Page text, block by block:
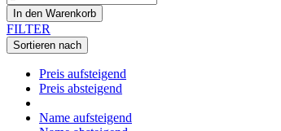
In den Warenkorb
FILTER
Sortieren nach
Preis aufsteigend
Preis absteigend
Name aufsteigend